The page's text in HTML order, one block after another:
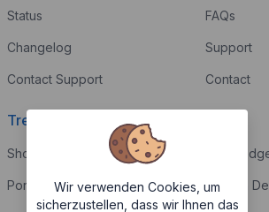
Status
Changelog
Contact Support
FAQs
Support
Contact
Trending
Shop
Portfolio Custom
Wir verwenden Cookies, um
sicherzustellen, dass wir Ihnen das